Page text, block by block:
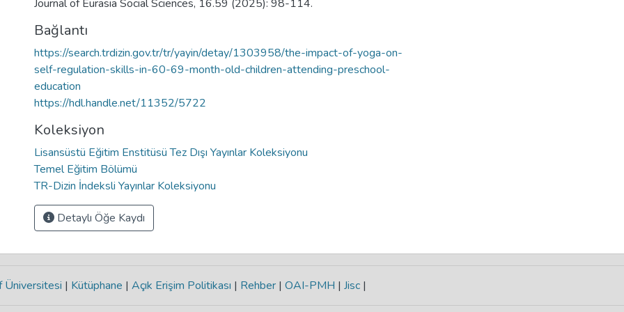
Journal of Eurasia Social Sciences, 16.59 (2025): 98-114.
Bağlantı
https://search.trdizin.gov.tr/tr/yayin/detay/1303958/the-impact-of-yoga-on-
self-regulation-skills-in-60-69-month-old-children-attending-preschool-
education
https://hdl.handle.net/11352/5722
Koleksiyon
Lisansüstü Eğitim Enstitüsü Tez Dışı Yayınlar Koleksiyonu
Temel Eğitim Bölümü
TR-Dizin İndeksli Yayınlar Koleksiyonu
Detaylı Öğe Kaydı
Üniversitesi | Kütüphane | Açık Erişim Politikası | Rehber | OAI-PMH | Jisc |